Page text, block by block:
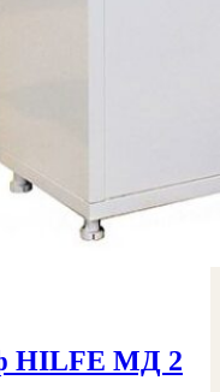
HILFE МД 2